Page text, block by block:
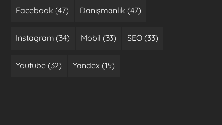
Facebook (47) Danışmanlık (47)
Instagram (34) Mobil (33) SEO (33)
Youtube (32) Yandex (19)